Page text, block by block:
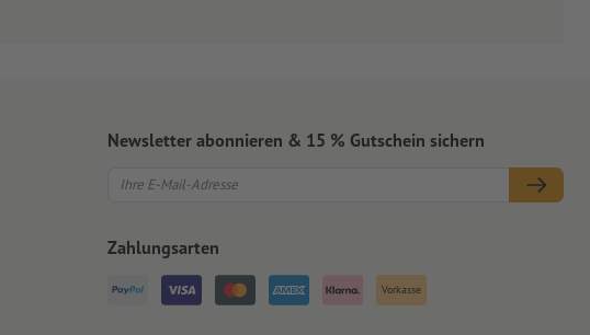
Newsletter abonnieren & 15 % Gutschein sichern
Zahlungsarten
Vorkasse